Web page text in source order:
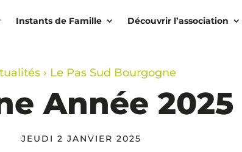
Instants de Famille Découvrir l’association
› Le Pas Sud Bourgogne
Année 2025
JEUDI 2 JANVIER 2025